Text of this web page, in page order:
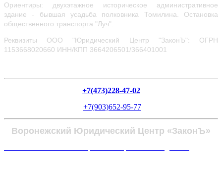
Ориентиры: двухэтажное историческое административное
здание - бывшая усадьба полковника Томилина. Остановка
общественного транспорта "Луч".
Реквизиты ООО "Юридический Центр "ЗаконЪ": ОГРН
1153668020660 ИНН/КПП 3664206501/366401001
+7(473)228-47-02
+7(903)652-95-77
Воронежский Юридический Центр «ЗаконЪ»